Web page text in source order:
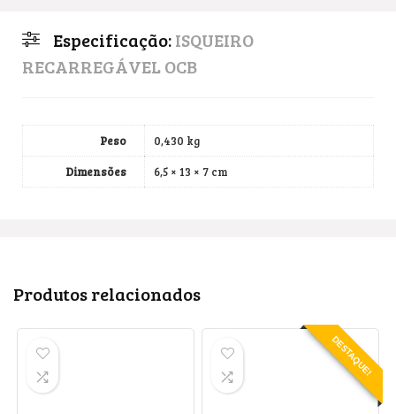
Especificação:ISQUEIRO
RECARREGÁVEL OCB
Peso
0,430 kg
Dimensões
6,5 × 13 × 7 cm
Produtos relacionados
DESTAQUE!